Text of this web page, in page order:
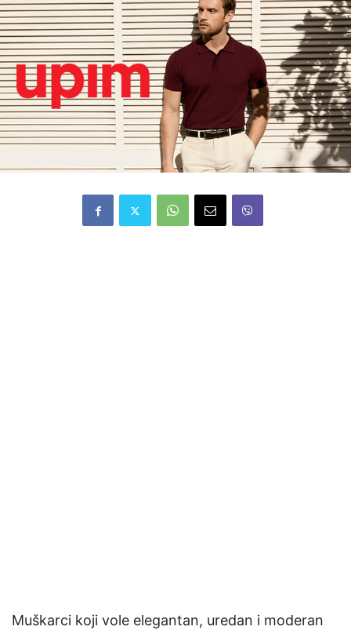
Muškarci koji vole elegantan, uredan i moderan